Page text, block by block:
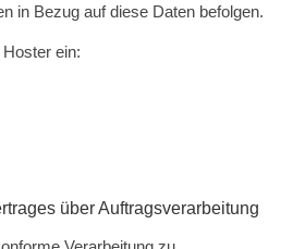
in Bezug auf diese Daten befolgen.
ein:
über Auftragsverarbeitung